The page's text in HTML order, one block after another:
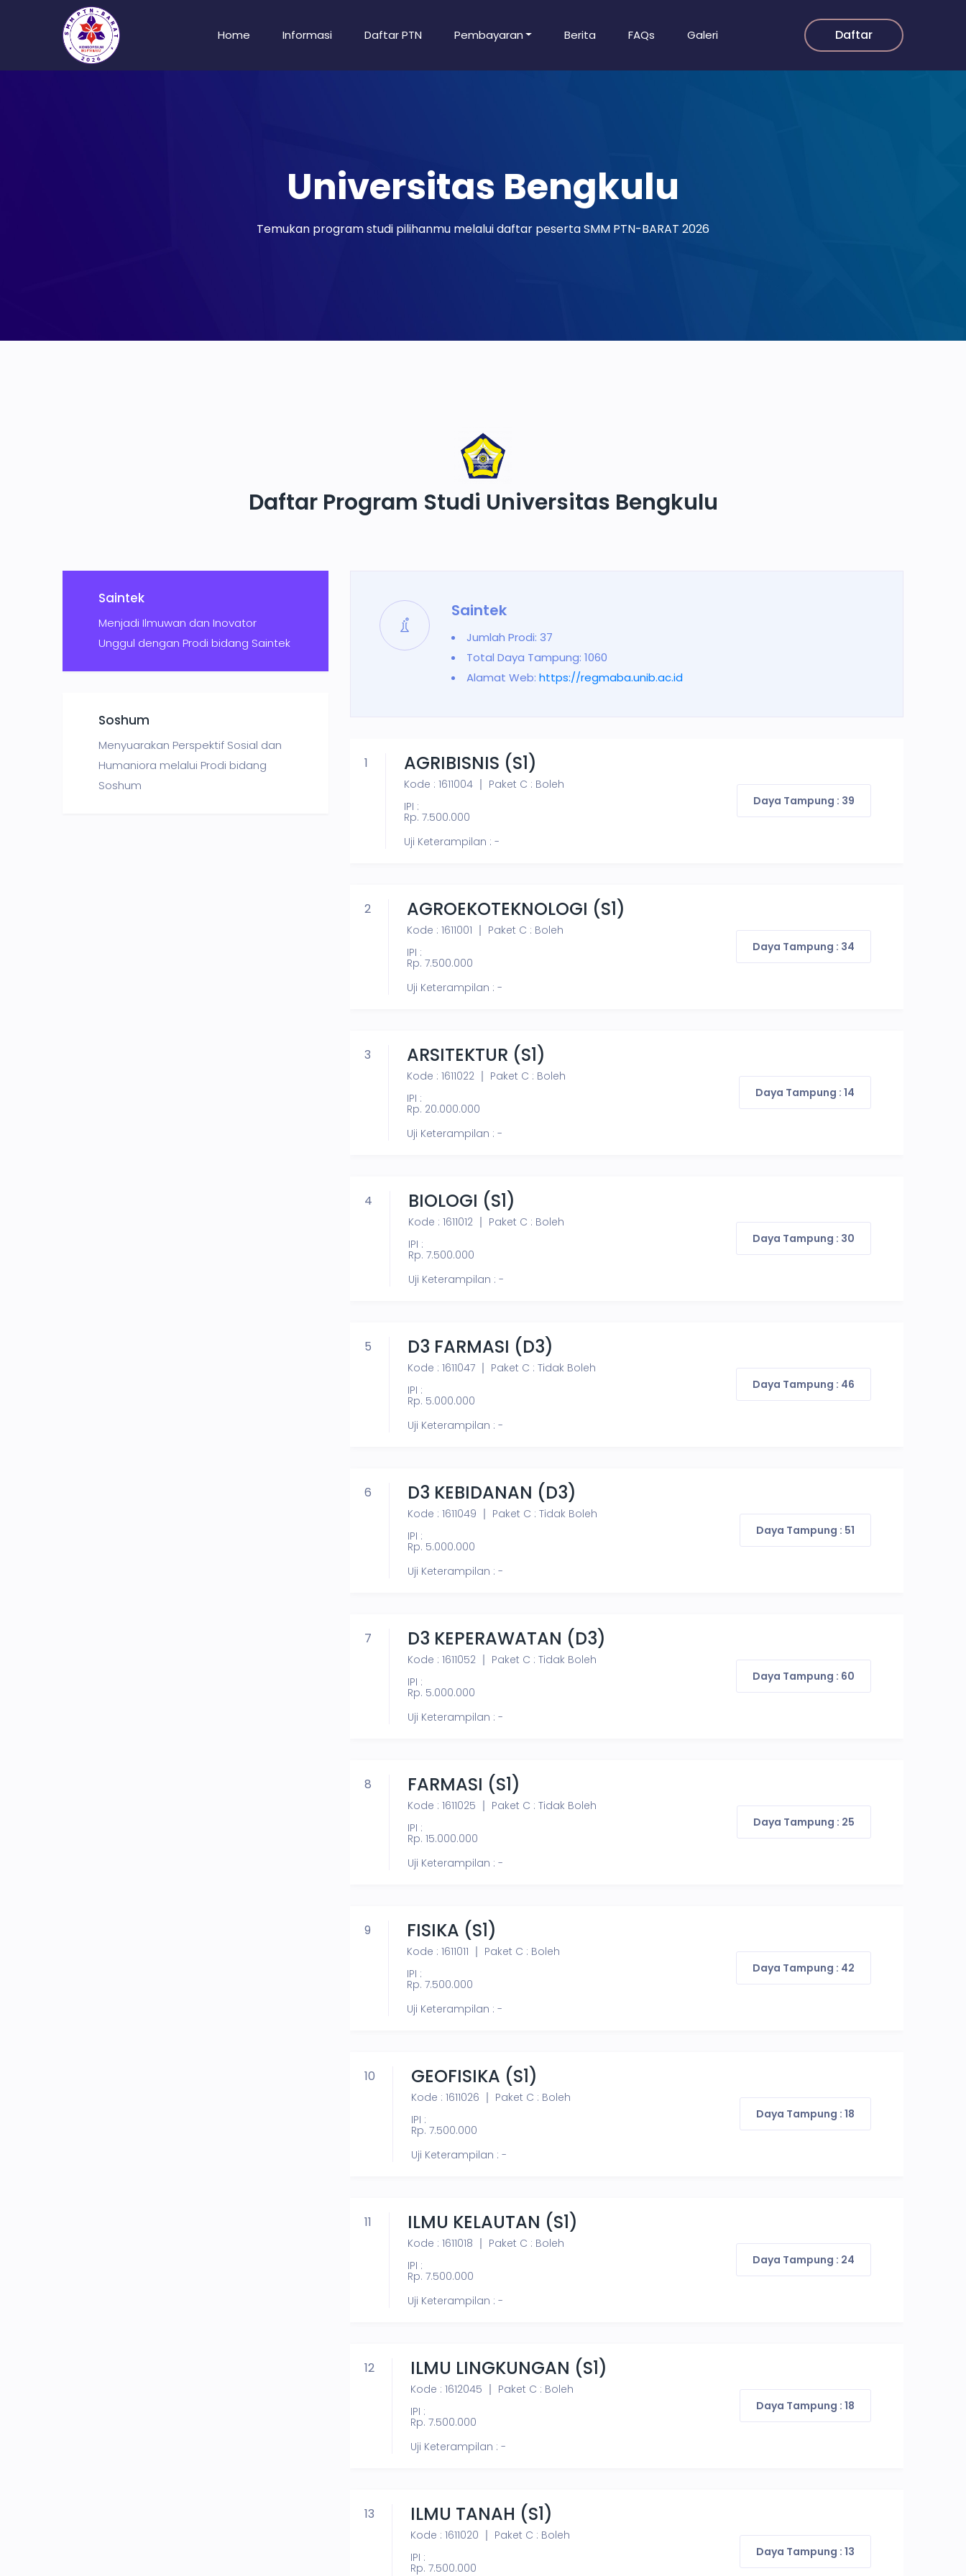
Home Informasi Daftar PTN Pembayaran Berita FAQs Galeri Daftar
Universitas Bengkulu
Temukan program studi pilihanmu melalui daftar peserta SMM PTN-BARAT 2026
Daftar Program Studi Universitas Bengkulu
Saintek
Menjadi Ilmuwan dan Inovator
Unggul dengan Prodi bidang Saintek
Soshum
Menyuarakan Perspektif Sosial dan
Humaniora melalui Prodi bidang
Soshum
Saintek
Jumlah Prodi: 37
Total Daya Tampung: 1060
Alamat Web: https://regmaba.unib.ac.id
1 AGRIBISNIS (S1)
Kode : 1611004
Paket C : Boleh
IPI :
Rp. 7.500.000
Uji Keterampilan : -
Daya Tampung : 39
2 AGROEKOTEKNOLOGI (S1)
Kode : 1611001
Paket C : Boleh
IPI :
Rp. 7.500.000
Uji Keterampilan : -
Daya Tampung : 34
3 ARSITEKTUR (S1)
Kode : 1611022
Paket C : Boleh
IPI :
Rp. 20.000.000
Uji Keterampilan : -
Daya Tampung : 14
4 BIOLOGI (S1)
Kode : 1611012
Paket C : Boleh
IPI :
Rp. 7.500.000
Uji Keterampilan : -
Daya Tampung : 30
5 D3 FARMASI (D3)
Kode : 1611047
Paket C : Tidak Boleh
IPI :
Rp. 5.000.000
Uji Keterampilan : -
Daya Tampung : 46
6 D3 KEBIDANAN (D3)
Kode : 1611049
Paket C : Tidak Boleh
IPI :
Rp. 5.000.000
Uji Keterampilan : -
Daya Tampung : 51
7 D3 KEPERAWATAN (D3)
Kode : 1611052
Paket C : Tidak Boleh
IPI :
Rp. 5.000.000
Uji Keterampilan : -
Daya Tampung : 60
8 FARMASI (S1)
Kode : 1611025
Paket C : Tidak Boleh
IPI :
Rp. 15.000.000
Uji Keterampilan : -
Daya Tampung : 25
9 FISIKA (S1)
Kode : 1611011
Paket C : Boleh
IPI :
Rp. 7.500.000
Uji Keterampilan : -
Daya Tampung : 42
10 GEOFISIKA (S1)
Kode : 1611026
Paket C : Boleh
IPI :
Rp. 7.500.000
Uji Keterampilan : -
Daya Tampung : 18
11 ILMU KELAUTAN (S1)
Kode : 1611018
Paket C : Boleh
IPI :
Rp. 7.500.000
Uji Keterampilan : -
Daya Tampung : 24
12 ILMU LINGKUNGAN (S1)
Kode : 1612045
Paket C : Boleh
IPI :
Rp. 7.500.000
Uji Keterampilan : -
Daya Tampung : 18
13 ILMU TANAH (S1)
Kode : 1611020
Paket C : Boleh
IPI :
Rp. 7.500.000
Daya Tampung : 13